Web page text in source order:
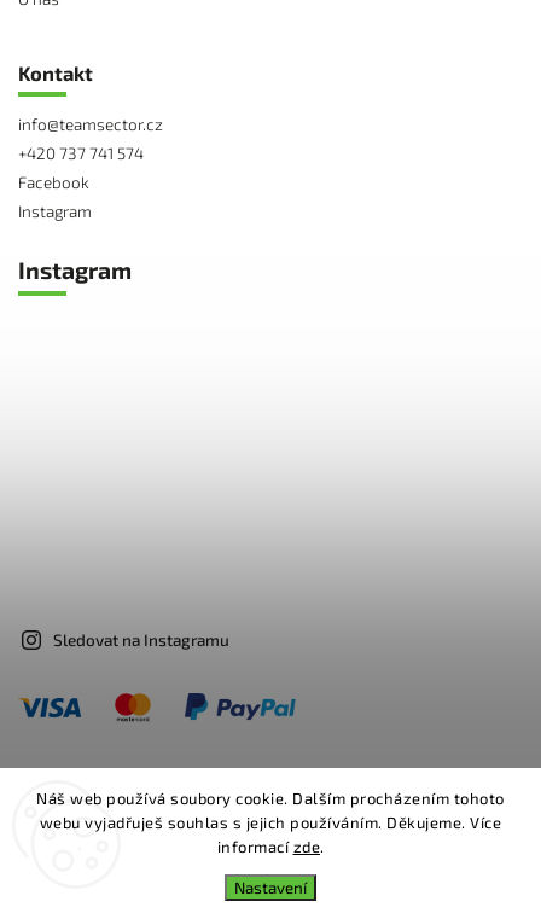
Náš web používá soubory cookie. Dalším procházením tohoto
webu vyjadřuješ souhlas s jejich používáním. Děkujeme. Více
informacízde.
Nastavení
Kontakt
info@teamsector.cz
+420 737 741 574
Facebook
Instagram
Instagram
Sledovat na Instagramu
Bosa. Všechna práva vyhrazena.
Upravit nastavení cookies
FacebookInstagram